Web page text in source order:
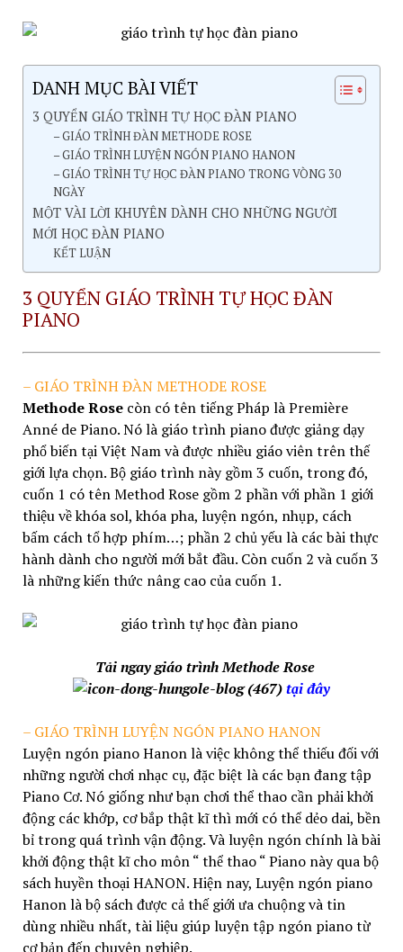
DANH MỤC BÀI VIẾT
3 QUYỂN GIÁO TRÌNH TỰ HỌC ĐÀN PIANO
– GIÁO TRÌNH ĐÀN METHODE ROSE
– GIÁO TRÌNH LUYỆN NGÓN PIANO HANON
– GIÁO TRÌNH TỰ HỌC ĐÀN PIANO TRONG VÒNG 30
NGÀY
MỘT VÀI LỜI KHUYÊN DÀNH CHO NHỮNG NGƯỜI
MỚI HỌC ĐÀN PIANO
KẾT LUẬN
3 QUYỂN GIÁO TRÌNH TỰ HỌC ĐÀN
PIANO
– GIÁO TRÌNH ĐÀN METHODE ROSE
Methode Rosecòn có tên tiếng Pháp là Première
Anné de Piano. Nó là giáo trình piano được giảng dạy
phổ biến tại Việt Nam và được nhiều giáo viên trên thế
giới lựa chọn. Bộ giáo trình này gồm 3 cuốn, trong đó,
cuốn 1 có tên Method Rose gồm 2 phần với phần 1 giới
thiệu về khóa sol, khóa pha, luyện ngón, nhụp, cách
bấm cách tổ hợp phím…; phần 2 chủ yếu là các bài thực
hành dành cho người mới bắt đầu. Còn cuốn 2 và cuốn 3
là những kiến thức nâng cao của cuốn 1.
Tải ngay giáo trìnhMethode Rose
tại đây
– GIÁO TRÌNH LUYỆN NGÓN PIANO HANON
Luyện ngón piano Hanon là việc không thể thiếu đối với
những người chơi nhạc cụ, đặc biệt là các bạn đang tập
Piano Cơ. Nó giống như bạn chơi thể thao cần phải khởi
động các khớp, cơ bắp thật kĩ thì mới có thể dẻo dai, bền
bỉ trong quá trình vận động. Và luyện ngón chính là bài
khởi động thật kĩ cho môn “ thể thao “ Piano này qua bộ
sách huyền thoại HANON. Hiện nay, Luyện ngón piano
Hanon là bộ sách được cả thế giới ưa chuộng và tin
dùng nhiều nhất, tài liệu giúp luyện tập ngón piano từ
cơ bản đến chuyên nghiệp.